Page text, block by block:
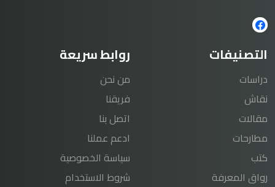
التصنيفات
دراسات
نقاش
مقالات
مطارحات
كتب
رواق المعرفة
روابط سريعة
من نحن
فريقنا
اتصل بنا
ادعم عملنا
سياسة الخصوصية
شروط الاستخدام